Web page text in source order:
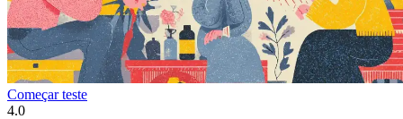
Começar teste
4.0